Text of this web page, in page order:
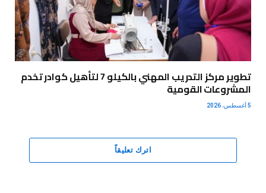
تطوير مركز التدريب المهني بالكيلو 7 لتأهيل كوادر تخدم
المشروعات القومية
5 أغسطس، 2026
اترك تعليقاً